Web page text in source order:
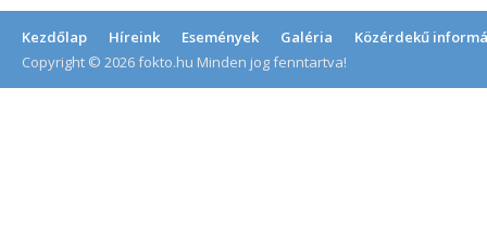
Kezdőlap Híreink Események Galéria
Közérdekű
Copyright © 2026 fokto.hu Minden jog fenntartva!